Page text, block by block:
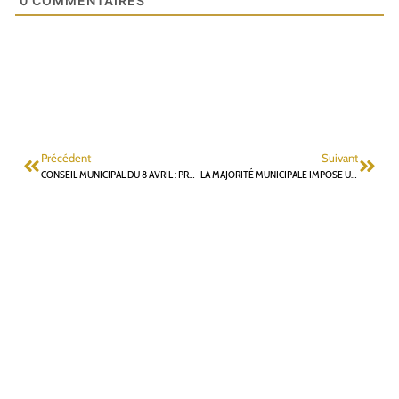
Précédent Suivant
LA MAJORITÉ MUNICIPALE IMPOSE UNE HAUSSE SANS PRÉCÉDENT DE LA FISCALITÉ LOCALE